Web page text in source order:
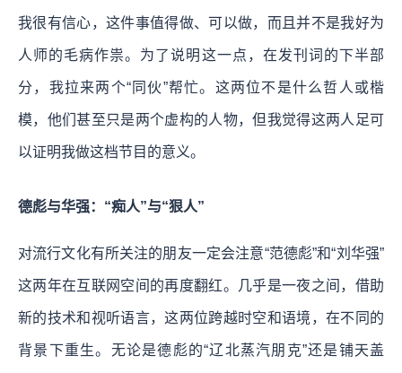
我很有信心，这件事值得做、可以做，而且并不是我好为
人师的毛病作祟。为了说明这一点，在发刊词的下半部
分，我拉来两个“同伙”帮忙。这两位不是什么哲人或楷
模，他们甚至只是两个虚构的人物，但我觉得这两人足可
以证明我做这档节目的意义。
德彪与华强：“痴人”与“狠人”
对流行文化有所关注的朋友一定会注意“范德彪”和“刘华强”
这两年在互联网空间的再度翻红。几乎是一夜之间，借助
新的技术和视听语言，这两位跨越时空和语境，在不同的
背景下重生。无论是德彪的“辽北蒸汽朋克”还是铺天盖